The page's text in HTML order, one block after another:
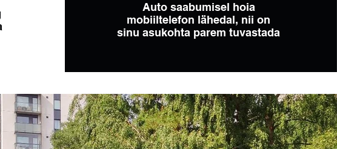
Auto saabumisel hoia
mobiiltelefon lähedal, nii on
sinu asukohta parem tuvastada